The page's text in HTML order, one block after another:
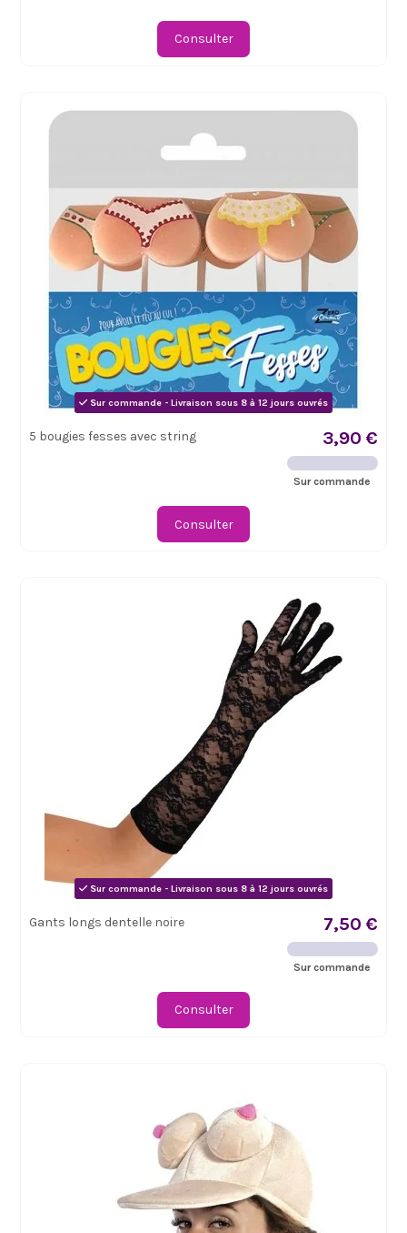
Consulter
Sur commande - Livraison sous 8 à 12 jours ouvrés
5 bougies fesses avec string 3,90 €
Sur commande
Consulter
Sur commande - Livraison sous 8 à 12 jours ouvrés
Gants longs dentelle noire 7,50 €
Sur commande
Consulter